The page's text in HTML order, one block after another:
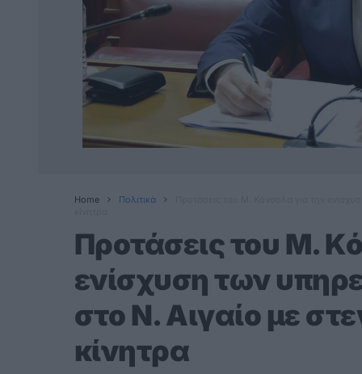
Home Πολιτικά
Προτάσεις του Μ.
ενίσχυση των
στο Ν. Αιγαίο με
κίνητρα